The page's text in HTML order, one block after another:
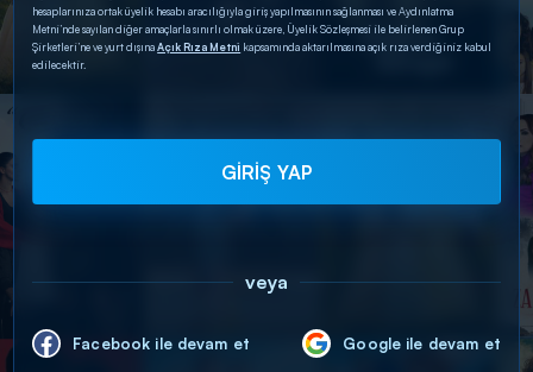
hesaplarınıza ortak üyelik hesabı aracılığıyla giriş yapılmasının sağlanması ve Aydınlatma
Metni’nde sayılan diğer amaçlarla sınırlı olmak üzere, Üyelik Sözleşmesi ile belirlenen Grup
Şirketleri’ne ve yurt dışınaAçık Rıza Metni kapsamında aktarılmasına açık rıza verdiğiniz kabul
edilecektir.
GİRİŞ YAP
veya
Facebook ile devam et Google ile devam et